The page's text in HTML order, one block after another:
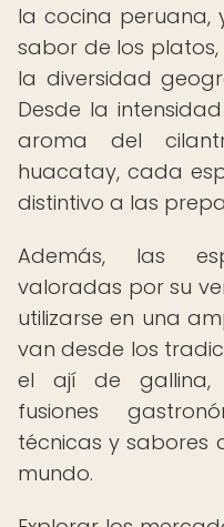
la cocina peruana,
sabor de los
la diversidad
Desde la
aroma del
huacatay, cada
distintivo a las
Además, las
valoradas por su
utilizarse en una
van desde los
el ají de gallina,
fusiones
técnicas y sabores
mundo.